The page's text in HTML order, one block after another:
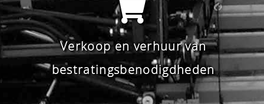
Verkoop en verhuur van
bestratingsbenodigdheden